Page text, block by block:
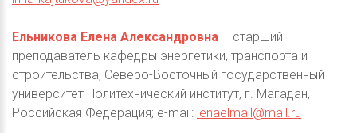
Ельникова Елена Александровна – старший
преподаватель кафедры энергетики, транспорта и
строительства, Северо-Восточный государственный
университет Политехнический институт, г. Магадан,
Российская Федерация; е-mail: lenaelmail@mail.ru